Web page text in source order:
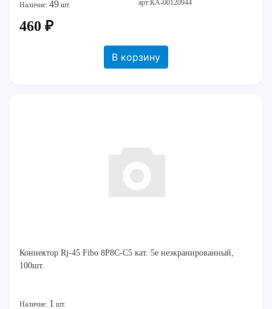
Наличие: 49 шт. арт:КА-00120944
460 ₽
В корзину
Коннектор Rj-45 Fibo 8P8C-C5 кат. 5е неэкранированный,
100шт.
Наличие: 1 шт.